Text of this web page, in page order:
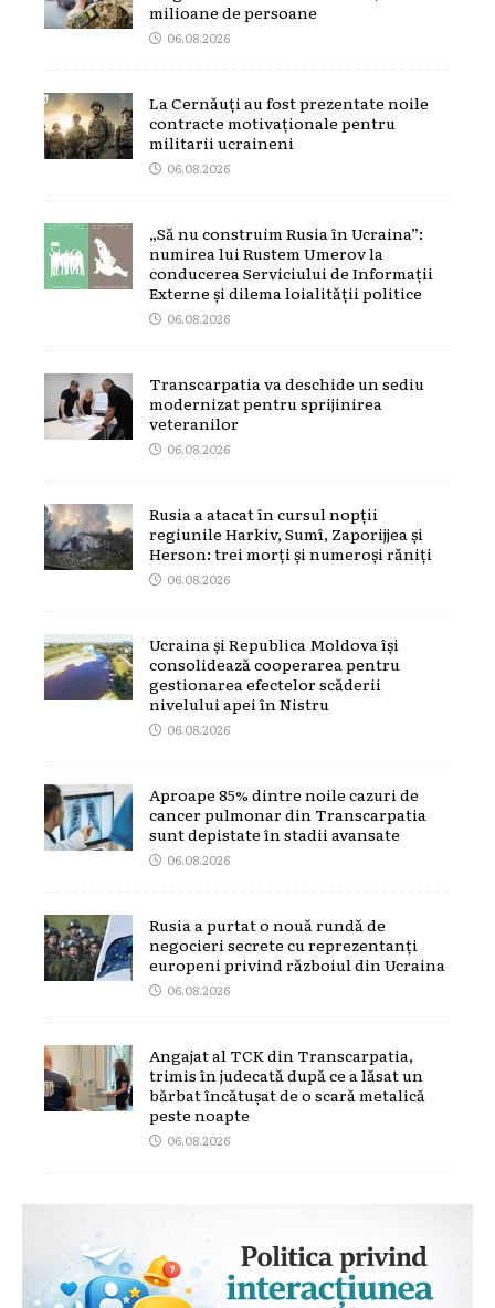
milioane de persoane
06.08.2026
La Cernăuți au fost prezentate noile
contracte motivaționale pentru
militarii ucraineni
06.08.2026
„Să nu construim Rusia în Ucraina”:
numirea lui Rustem Umerov la
conducerea Serviciului de Informații
Externe și dilema loialității politice
06.08.2026
Transcarpatia va deschide un sediu
modernizat pentru sprijinirea
veteranilor
06.08.2026
Rusia a atacat în cursul nopții
regiunile Harkiv, Sumî, Zaporijjea și
Herson: trei morți și numeroși răniți
06.08.2026
Ucraina și Republica Moldova își
consolidează cooperarea pentru
gestionarea efectelor scăderii
nivelului apei în Nistru
06.08.2026
Aproape 85% dintre noile cazuri de
cancer pulmonar din Transcarpatia
sunt depistate în stadii avansate
06.08.2026
Rusia a purtat o nouă rundă de
negocieri secrete cu reprezentanți
europeni privind războiul din Ucraina
06.08.2026
Angajat al TCK din Transcarpatia,
trimis în judecată după ce a lăsat un
bărbat încătușat de o scară metalică
peste noapte
06.08.2026